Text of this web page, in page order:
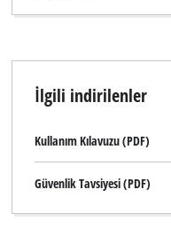
İlgili indirilenler
Kullanım Kılavuzu (PDF)
Güvenlik Tavsiyesi (PDF)